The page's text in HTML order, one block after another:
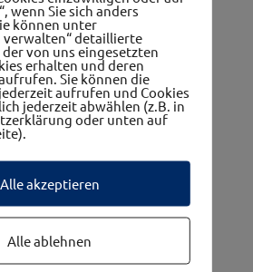
im westwinkel
wenn Sie sich anders
können unter
verwalten“ detaillierte
von uns eingesetzten
erhalten und deren
Sie können die
aufrufen und Cookies
jederzeit abwählen (z.B. in
oder unten auf
Alle akzeptieren
Alle ablehnen